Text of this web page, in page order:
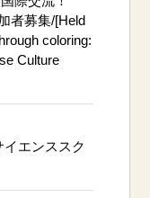
者募集/[Held
coloring:
Culture
イエンススク